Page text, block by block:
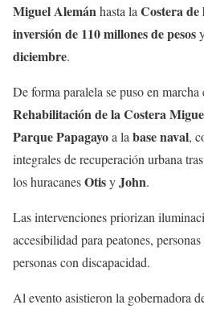
Miguel Alemánhasta la Costera de
inversión de 110 millones de pesos
diciembre.
De forma paralela se puso en marcha
Rehabilitación de la Costera
Parque Papagayoa la base naval,
integrales de recuperación urbana
los huracanesOtisyJohn.
Las intervenciones priorizan
accesibilidad para peatones,
personas con discapacidad.
Al evento asistieron la gobernadora